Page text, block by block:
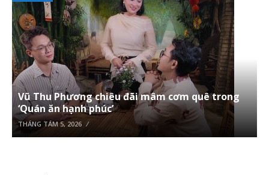
Vũ Thu Phương chiêu đãi mâm cơm quê trong
‘Quán ăn hạnh phúc’
THÁNG TÁM 5, 2026